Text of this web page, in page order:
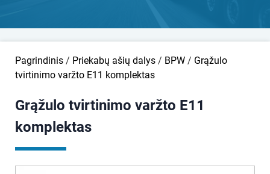
Pagrindinis / Priekabų ašių dalys / BPW / Grąžulo
tvirtinimo varžto E11 komplektas
Grąžulo tvirtinimo varžto E11
komplektas